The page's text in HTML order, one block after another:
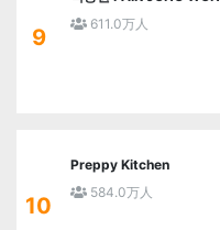
9
611.0万人
10
Preppy Kitchen
584.0万人